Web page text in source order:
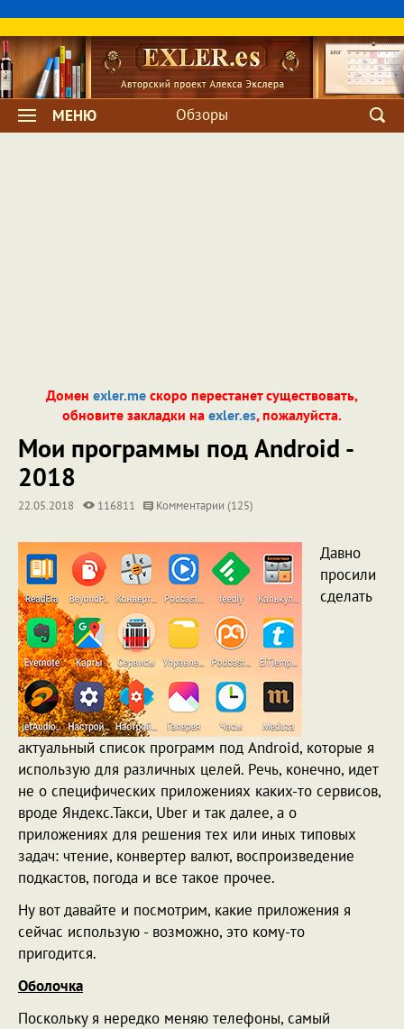
МЕНЮ Обзоры
Домен exler.me скоро перестанет существовать,
обновите закладки на exler.es, пожалуйста.
Мои программы под Android -
2018
22.05.2018 116811 Комментарии (125)
Давно
просили
сделать
актуальный список программ под Android, которые я
использую для различных целей. Речь, конечно, идет
не о специфических приложениях каких-то сервисов,
вроде Яндекс.Такси, Uber и так далее, а о
приложениях для решения тех или иных типовых
задач: чтение, конвертер валют, воспроизведение
подкастов, погода и все такое прочее.
Ну вот давайте и посмотрим, какие приложения я
сейчас использую - возможно, это кому-то
пригодится.
Оболочка
Поскольку я нередко меняю телефоны, самый